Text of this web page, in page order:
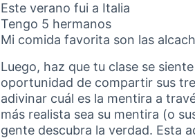
Este verano fui a Italia
Tengo 5 hermanos
Mi comida favorita son las
Luego, haz que tu clase se
oportunidad de compartir sus
adivinar cuál es la mentira a
más realista sea su mentira (o
gente descubra la verdad. Esta